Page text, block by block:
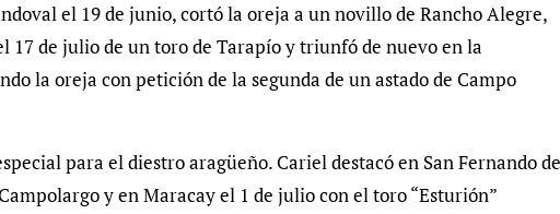
el 19 de junio, cortó la oreja a un novillo de Rancho Alegre,
17 de julio de un toro de Tarapío y triunfó de nuevo en la
la oreja con petición de la segunda de un astado de Campo
para el diestro aragüeño. Cariel destacó en San Fernando de
y en Maracay el 1 de julio con el toro “Esturión”